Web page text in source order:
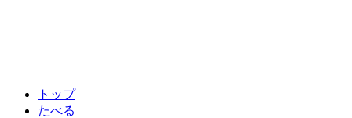
トップ
たべる